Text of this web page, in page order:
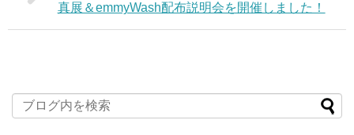
真展＆emmyWash配布説明会を開催しました！